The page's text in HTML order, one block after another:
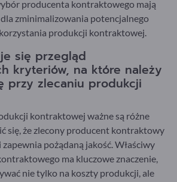
producenta kontraktowego mają
zminimalizowania potencjalnego
produkcji kontraktowej.
się przegląd
kryteriów, na które należy
przy zlecaniu produkcji
kontraktowej ważne są różne
się, że zlecony producent kontraktowy
zapewnia pożądaną jakość. Właściwy
ma kluczowe znaczenie,
nie tylko na koszty produkcji, ale